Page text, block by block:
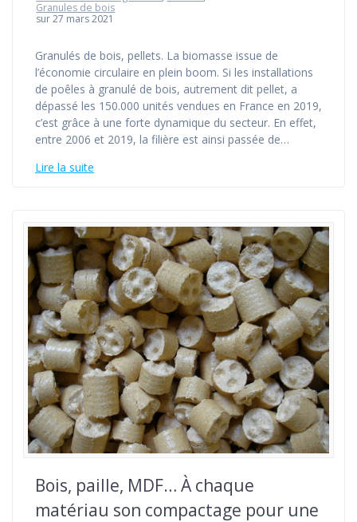
Granules de bois
sur 27 mars 2021
Granulés de bois, pellets. La biomasse issue de
l’économie circulaire en plein boom. Si les installations
de poêles à granulé de bois, autrement dit pellet, a
dépassé les 150.000 unités vendues en France en 2019,
c’est grâce à une forte dynamique du secteur. En effet,
entre 2006 et 2019, la filière est ainsi passée de…
Lire la suite
Bois, paille, MDF… À chaque
matériau son compactage pour une